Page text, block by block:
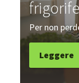
Per non
Leggere